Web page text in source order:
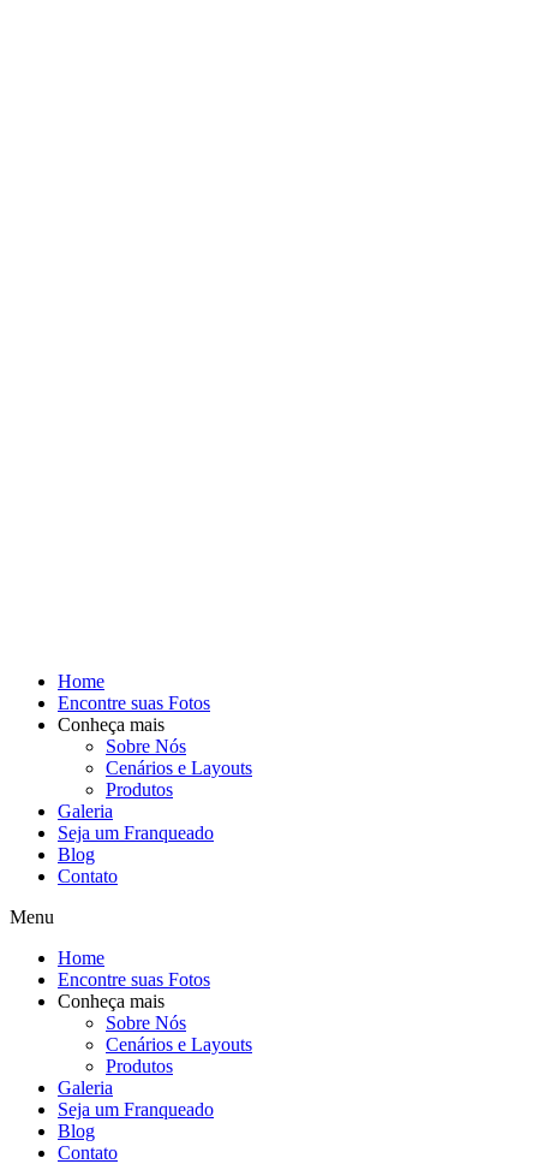
Home
Encontre suas Fotos
Conheça mais
Sobre Nós
Cenários e Layouts
Produtos
Galeria
Seja um Franqueado
Blog
Contato
Menu
Home
Encontre suas Fotos
Conheça mais
Sobre Nós
Cenários e Layouts
Produtos
Galeria
Seja um Franqueado
Blog
Contato